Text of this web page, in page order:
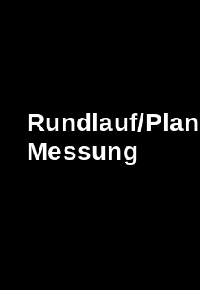
Rundlauf/
Messung